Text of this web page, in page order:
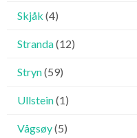
Skjåk (4)
Stranda(12)
Stryn(59)
Ullstein(1)
Vågsøy(5)